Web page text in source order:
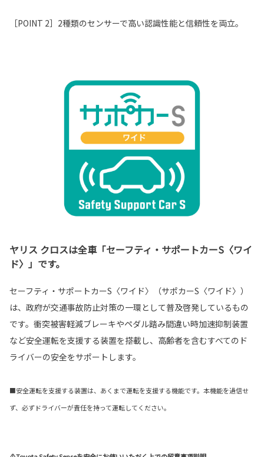
［POINT 2］2種類のセンサーで高い認識性能と信頼性を両立。
ヤリス クロスは全車「セーフティ・サポートカーS〈ワイ
ド〉」です。
セーフティ・サポートカーS〈ワイド〉（サポカーS〈ワイド〉）
は、政府が交通事故防止対策の一環として普及啓発しているもの
です。衝突被害軽減ブレーキやペダル踏み間違い時加速抑制装置
など安全運転を支援する装置を搭載し、高齢者を含むすべてのド
ライバーの安全をサポートします。
■安全運転を支援する装置は、あくまで運転を支援する機能です。本機能を過信せ
ず、必ずドライバーが責任を持って運転してください。